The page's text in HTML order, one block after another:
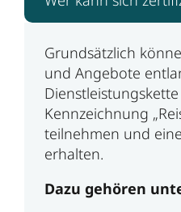
Grundsätzlich
und Angebote
Kennzeichnung
teilnehmen und
erhalten.
Dazu gehören